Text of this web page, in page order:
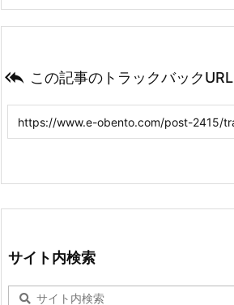
 この記事のトラックバックURL
サイト内検索